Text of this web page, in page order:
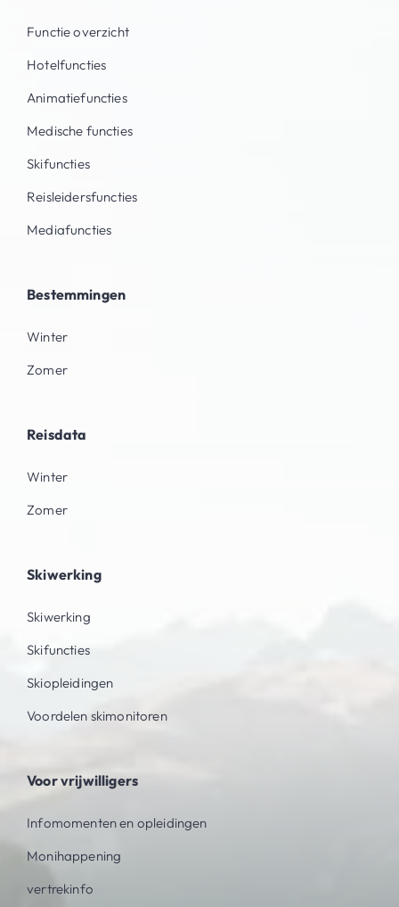
Functie overzicht
Hotelfuncties
Animatiefuncties
Medische functies
Skifuncties
Reisleidersfuncties
Mediafuncties
Bestemmingen
Winter
Zomer
Reisdata
Winter
Zomer
Skiwerking
Skiwerking
Skifuncties
Skiopleidingen
Voordelen skimonitoren
Voor vrijwilligers
Infomomenten en opleidingen
Monihappening
vertrekinfo